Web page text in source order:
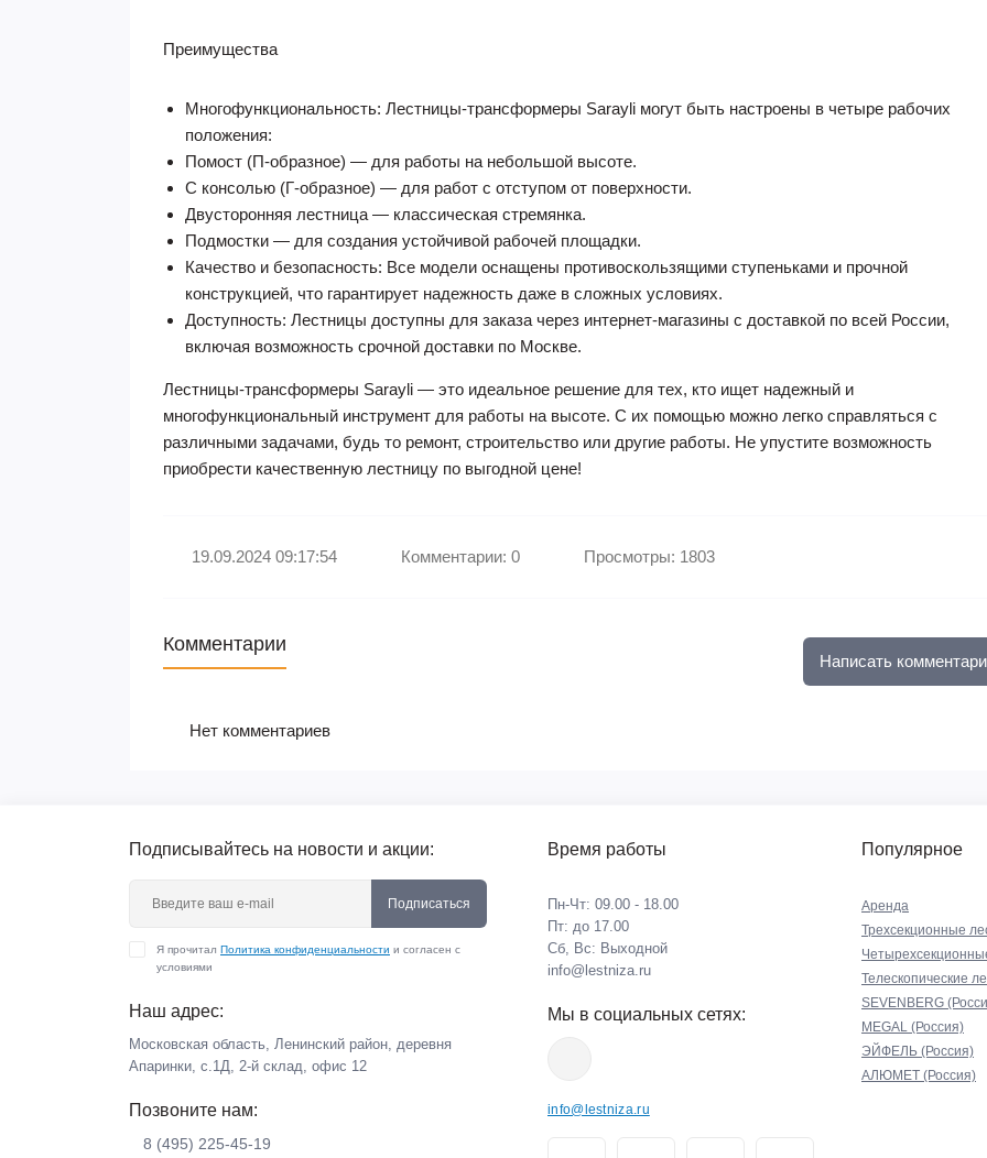
Преимущества
Многофункциональность: Лестницы-трансформеры Sarayli могут быть настроены в четыре рабочих
положения:
Помост (П-образное) — для работы на небольшой высоте.
С консолью (Г-образное) — для работ с отступом от поверхности.
Двусторонняя лестница — классическая стремянка.
Подмостки — для создания устойчивой рабочей площадки.
Качество и безопасность: Все модели оснащены противоскользящими ступеньками и прочной
конструкцией, что гарантирует надежность даже в сложных условиях.
Доступность: Лестницы доступны для заказа через интернет-магазины с доставкой по всей России,
включая возможность срочной доставки по Москве.
Лестницы-трансформеры Sarayli — это идеальное решение для тех, кто ищет надежный и
многофункциональный инструмент для работы на высоте. С их помощью можно легко справляться с
различными задачами, будь то ремонт, строительство или другие работы. Не упустите возможность
приобрести качественную лестницу по выгодной цене!
19.09.2024 09:17:54 Комментарии: 0 Просмотры: 1803
Комментарии
Написать
Нет комментариев
Подписывайтесь на новости и акции:
Подписаться
Я прочитал Политика конфиденциальности и согласен с
условиями
Наш адрес:
Московская область, Ленинский район, деревня
Апаринки, с.1Д, 2-й склад, офис 12
Позвоните нам:
8 (495) 225-45-19
Время работы
Пн-Чт: 09.00 - 18.00
Пт: до 17.00
Сб, Вс: Выходной
info@lestniza.ru
Мы в социальных сетях:
info@lestniza.ru
Популярное
Аренда
Трехсекционные
Телескопические
SEVENBERG
MEGAL (Россия)
ЭЙФЕЛЬ (Россия)
АЛЮМЕТ (Россия)